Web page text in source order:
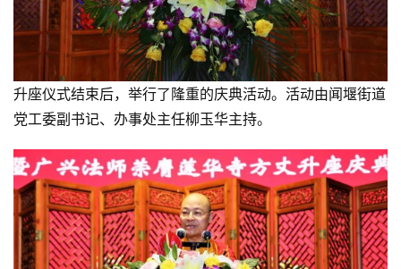
心
菩
提
专
题
公
益
升座仪式结束后，举行了隆重的庆典活动。活动由闻堰街道
党工委副书记、办事处主任柳玉华主持。